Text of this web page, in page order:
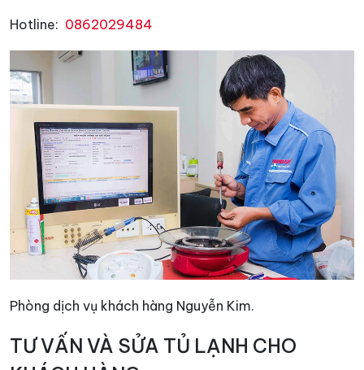
Hotline: 0862029484
Phòng dịch vụ khách hàng Nguyễn Kim.
TƯ VẤN VÀ SỬA TỦ LẠNH CHO